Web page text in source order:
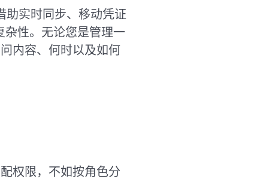
助实时同步、移动凭证
性。无论您是管理一
内容、何时以及如何
权限，不如按角色分